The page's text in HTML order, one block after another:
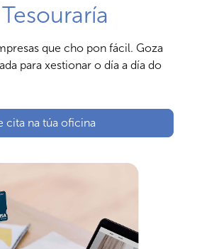
que cho pon fácil. Goza
para xestionar o día a día do
cita na túa oficina